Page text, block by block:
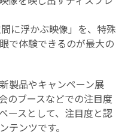
に浮かぶ映像」を、特殊
で体験できるのが最大の
製品やキャンペーン展
のブースなどでの注目度
ースとして、注目度と認
テンツです。